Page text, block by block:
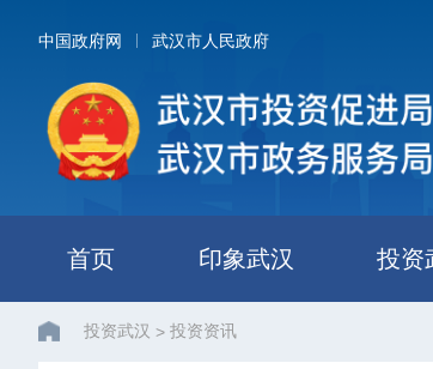
中国政府网 武汉市人民政府
首页 印象武汉 投资
投资武汉 > 投资资讯